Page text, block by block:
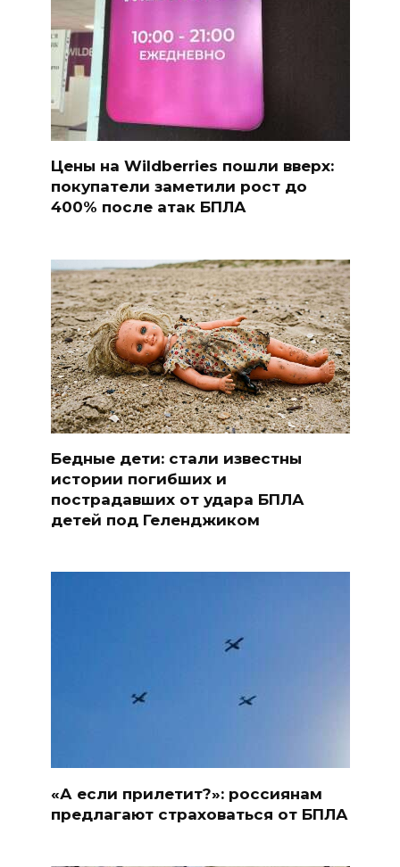
Цены на Wildberries пошли вверх:
покупатели заметили рост до
400% после атак БПЛА
Бедные дети: стали известны
истории погибших и
пострадавших от удара БПЛА
детей под Геленджиком
«А если прилетит?»: россиянам
предлагают страховаться от БПЛА